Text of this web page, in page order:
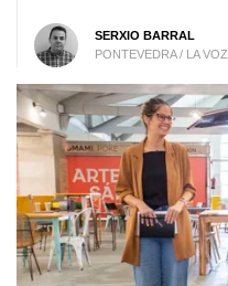
SERXIO BARRAL
PONTEVEDRA / LA VOZ